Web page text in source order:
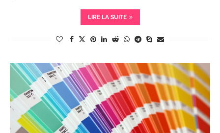
LIRE LA SUITE